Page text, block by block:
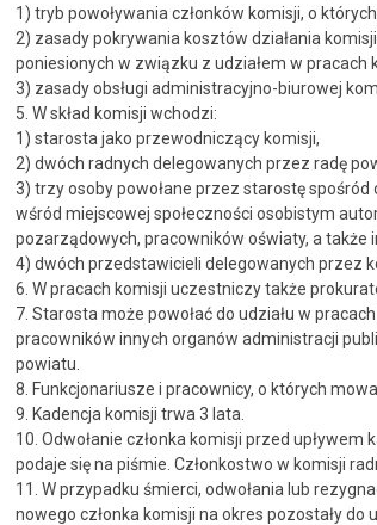
1) tryb powoływania członków komisji, o
2) zasady pokrywania kosztów działania
poniesionych w związku z udziałem w pracach
3) zasady obsługi administracyjno-biurowej
5. W skład komisji wchodzi:
1) starosta jako przewodniczący komisji,
2) dwóch radnych delegowanych przez radę
3) trzy osoby powołane przez starostę
wśród miejscowej społeczności osobistym
pozarządowych, pracowników oświaty, a także
4) dwóch przedstawicieli delegowanych przez
6. W pracach komisji uczestniczy także
7. Starosta może powołać do udziału w
pracowników innych organów administracji
powiatu.
8. Funkcjonariusze i pracownicy, o których
9. Kadencja komisji trwa 3 lata.
10. Odwołanie członka komisji przed
podaje się na piśmie. Członkostwo w komisji
11. W przypadku śmierci, odwołania lub
nowego członka komisji na okres pozostały do